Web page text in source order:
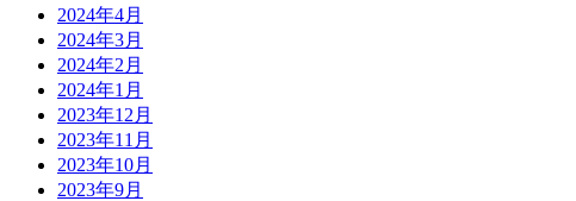
2024年4月
2024年3月
2024年2月
2024年1月
2023年12月
2023年11月
2023年10月
2023年9月